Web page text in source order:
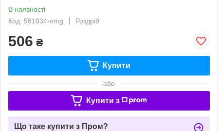
В наявності
Код: 581034-omg
Роздріб
506 ₴
Купити
або
Купити з
Що таке купити з Пром?